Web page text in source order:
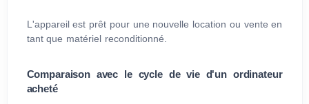
L'appareil est prêt pour une nouvelle location ou vente en
tant que matériel reconditionné.
Comparaison avec le cycle de vie d'un ordinateur
acheté